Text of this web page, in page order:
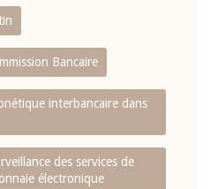
Bancaire
interbancaire dans
des services de
électronique